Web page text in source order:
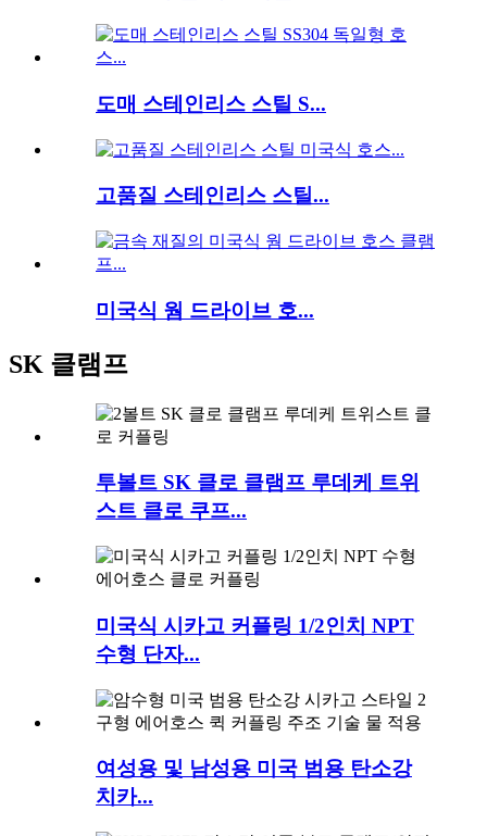
도매 스테인리스 스틸 S...
고품질 스테인리스 스틸...
미국식 웜 드라이브 호...
SK 클램프
투볼트 SK 클로 클램프 루데케 트위
스트 클로 쿠프...
미국식 시카고 커플링 1/2인치 NPT
수형 단자...
여성용 및 남성용 미국 범용 탄소강
치카...